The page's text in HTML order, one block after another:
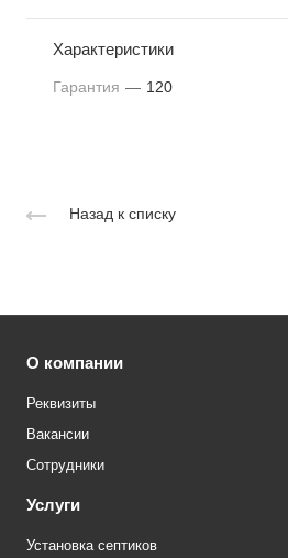
Характеристики
Гарантия — 120
Назад к списку
О компании
Реквизиты
Вакансии
Сотрудники
Услуги
Установка септиков